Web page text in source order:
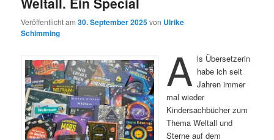
Veröffentlicht am30. September 2025von Ulrike
Schimming
A ls Übersetzerin
habe ich seit
Jahren immer
mal wieder
Kindersachbücher zum
Thema Weltall und
Sterne auf dem